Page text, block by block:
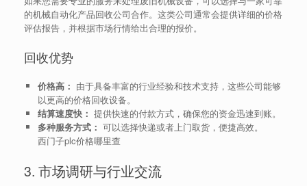
的机械自动化产品回收公司合作。这类公司通常会提供详细的价格
评估报告，并根据市场行情给出合理的报价。
回收优势
价格高： 由于具备丰富的行业经验和技术支持，这些公司能够
以更高的价格回收设备。
结算速度快： 提供快速的付款方式，确保您的资金迅速到账。
多种服务方式： 可以选择快递或者上门取货，便捷高效。
西门子plc价格哪里查
3. 市场调研与行业交流